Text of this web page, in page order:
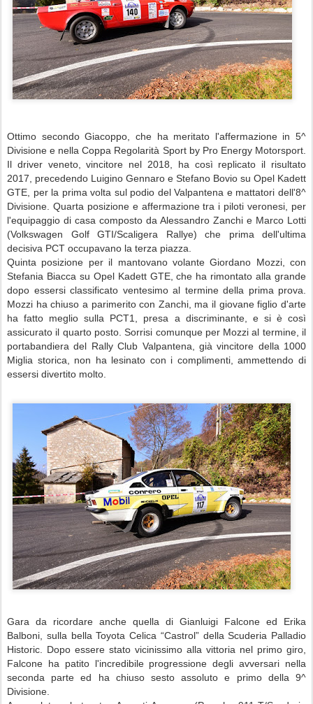
Ottimo secondo Giacoppo, che ha meritato l'affermazione in 5^
Divisione e nella Coppa Regolarità Sport by Pro Energy Motorsport.
Il driver veneto, vincitore nel 2018, ha così replicato il risultato
2017, precedendo Luigino Gennaro e Stefano Bovio su Opel Kadett
GTE, per la prima volta sul podio del Valpantena e mattatori dell'8^
Divisione. Quarta posizione e affermazione tra i piloti veronesi, per
l'equipaggio di casa composto da Alessandro Zanchi e Marco Lotti
(Volkswagen Golf GTI/Scaligera Rallye) che prima dell'ultima
decisiva PCT occupavano la terza piazza.
Quinta posizione per il mantovano volante Giordano Mozzi, con
Stefania Biacca su Opel Kadett GTE, che ha rimontato alla grande
dopo essersi classificato ventesimo al termine della prima prova.
Mozzi ha chiuso a parimerito con Zanchi, ma il giovane figlio d'arte
ha fatto meglio sulla PCT1, presa a discriminante, e si è così
assicurato il quarto posto. Sorrisi comunque per Mozzi al termine, il
portabandiera del Rally Club Valpantena, già vincitore della 1000
Miglia storica, non ha lesinato con i complimenti, ammettendo di
essersi divertito molto.
Gara da ricordare anche quella di Gianluigi Falcone ed Erika
Balboni, sulla bella Toyota Celica “Castrol” della Scuderia Palladio
Historic. Dopo essere stato vicinissimo alla vittoria nel primo giro,
Falcone ha patito l'incredibile progressione degli avversari nella
seconda parte ed ha chiuso sesto assoluto e primo della 9^
Divisione.